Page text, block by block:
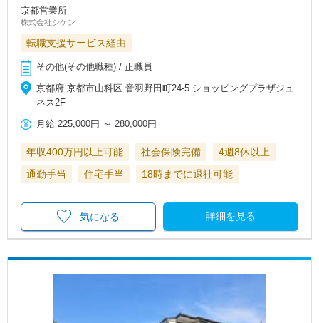
京都営業所
株式会社シケン
転職支援サービス経由
その他(その他職種) / 正職員
京都府 京都市山科区 音羽野田町24-5 ショッピングプラザジュ
ネス2F
月給 225,000円 ～ 280,000円
年収400万円以上可能 社会保険完備
4週8休以上
通勤手当
住宅手当 18時までに退社可能
詳細を見る
気になる